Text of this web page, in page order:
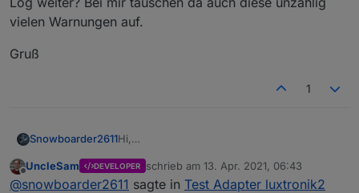
vielen Warnungen auf.
Gruß
1
Snowboarder2611Hi,
Meldungen im Log weiter? Bei mir tauschen
da auch diese unzählig vielen Warnungen
Gruß
Offline
UncleSam DEVELOPER schrieb am 13. Apr. 2021, 06:43
zuletzt editiert von
@snowboarder2611 sagte in Test Adapter luxtronik2